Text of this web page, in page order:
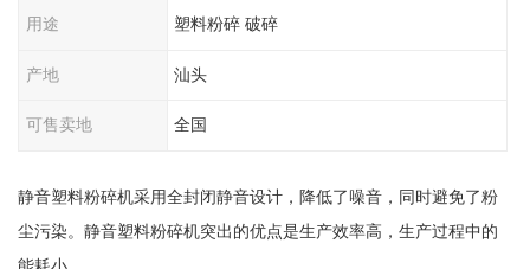
用途 塑料粉碎 破碎
产地 汕头
可售卖地 全国
静音塑料粉碎机采用全封闭静音设计，降低了噪音，同时避免了粉
尘污染。静音塑料粉碎机突出的优点是生产效率高，生产过程中的